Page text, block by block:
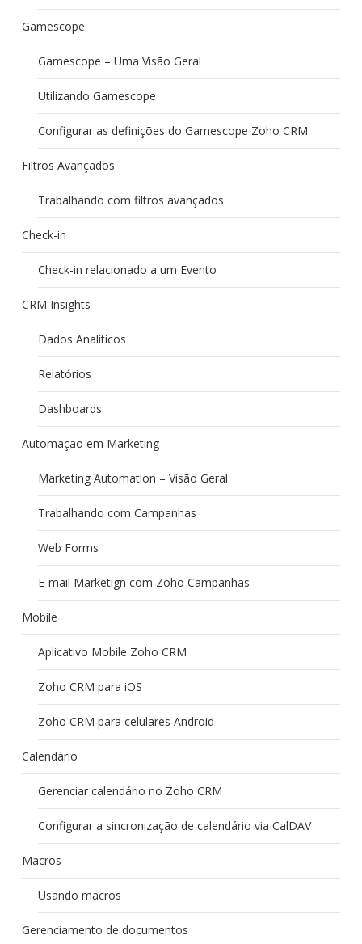
Gamescope
Gamescope – Uma Visão Geral
Utilizando Gamescope
Configurar as definições do Gamescope Zoho CRM
Filtros Avançados
Trabalhando com filtros avançados
Check-in
Check-in relacionado a um Evento
CRM Insights
Dados Analíticos
Relatórios
Dashboards
Automação em Marketing
Marketing Automation – Visão Geral
Trabalhando com Campanhas
Web Forms
E-mail Marketign com Zoho Campanhas
Mobile
Aplicativo Mobile Zoho CRM
Zoho CRM para iOS
Zoho CRM para celulares Android
Calendário
Gerenciar calendário no Zoho CRM
Configurar a sincronização de calendário via CalDAV
Macros
Usando macros
Gerenciamento de documentos